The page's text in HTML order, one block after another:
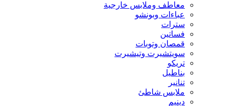
معاطف وملابس خارجية
عباءات وبونشو
سترات
فساتين
قمصان وتوبات
سويتشيرت وتيشيرت
تريكو
بناطيل
تنانير
ملابس شاطئ
دينيم